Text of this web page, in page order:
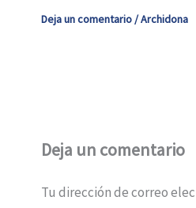
Deja un comentario/Archidona
Deja un comentario
Tu dirección de correo